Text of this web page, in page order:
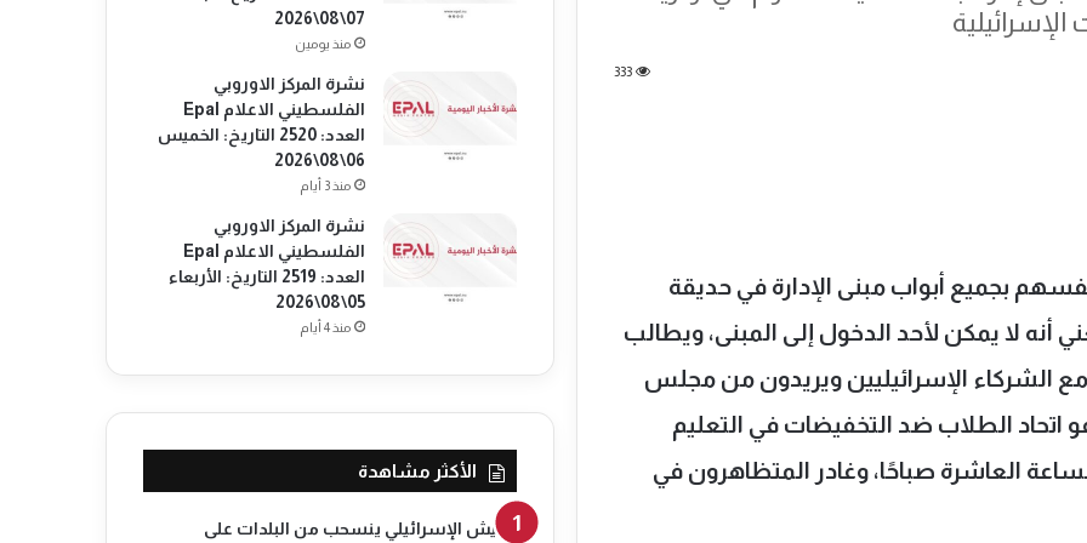
333
بجميع أبواب مبنى الإدارة في حديقة
أنه لا يمكن لأحد الدخول إلى المبنى، ويطالب
الشركاء الإسرائيليين ويريدون من مجلس
اتحاد الطلاب ضد التخفيضات في التعليم
في الساعة العاشرة صباحًا، وغادر المتظاهرون في
07\08\2026
منذ يومين
نشرة المركز الاوروبي
الفلسطيني الاعلام Epal
العدد: 2520 التاريخ: الخميس
06\08\2026
منذ 3 أيام
نشرة المركز الاوروبي
الفلسطيني الاعلام Epal
العدد: 2519 التاريخ: الأربعاء
05\08\2026
منذ 4 أيام
الأكثر مشاهدة
الجيش الإسرائيلي ينسحب من البلدات على